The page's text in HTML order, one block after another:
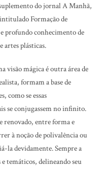
do jornal A Manhã,
Formação de
profundo conhecimento de
artes plásticas.
mágica é outra área de
formam a base de
como se essas
se conjugassem no infinito.
renovado, entre forma e
à noção de polivalência ou
la devidamente. Sempre a
temáticos, delineando seu